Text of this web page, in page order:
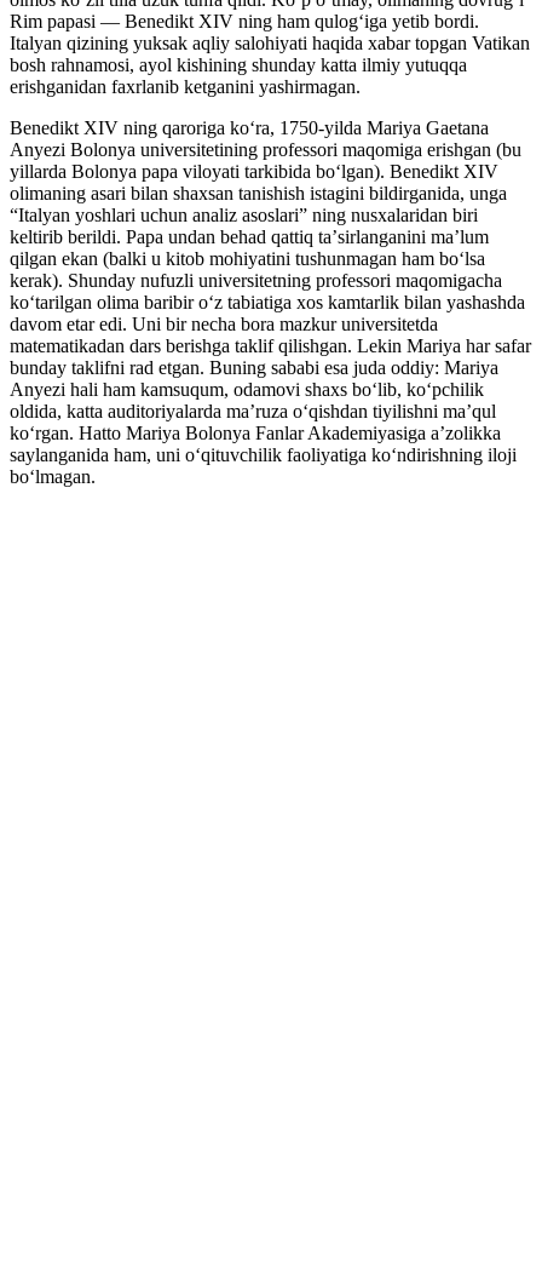
Rim papasi — Benedikt XIV ning ham qulogʻiga yetib bordi.
Italyan qizining yuksak aqliy salohiyati haqida xabar topgan Vatikan
bosh rahnamosi, ayol kishining shunday katta ilmiy yutuqqa
erishganidan faxrlanib ketganini yashirmagan.
Benedikt XIV ning qaroriga koʻra, 1750-yilda Mariya Gaetana
Anyezi Bolonya universitetining professori maqomiga erishgan (bu
yillarda Bolonya papa viloyati tarkibida boʻlgan). Benedikt XIV
olimaning asari bilan shaxsan tanishish istagini bildirganida, unga
“Italyan yoshlari uchun analiz asoslari” ning nusxalaridan biri
keltirib berildi. Papa undan behad qattiq taʼsirlanganini maʼlum
qilgan ekan (balki u kitob mohiyatini tushunmagan ham boʻlsa
kerak). Shunday nufuzli universitetning professori maqomigacha
koʻtarilgan olima baribir oʻz tabiatiga xos kamtarlik bilan yashashda
davom etar edi. Uni bir necha bora mazkur universitetda
matematikadan dars berishga taklif qilishgan. Lekin Mariya har safar
bunday taklifni rad etgan. Buning sababi esa juda oddiy: Mariya
Anyezi hali ham kamsuqum, odamovi shaxs boʻlib, koʻpchilik
oldida, katta auditoriyalarda maʼruza oʻqishdan tiyilishni maʼqul
koʻrgan. Hatto Mariya Bolonya Fanlar Akademiyasiga aʼzolikka
saylanganida ham, uni oʻqituvchilik faoliyatiga koʻndirishning iloji
boʻlmagan.